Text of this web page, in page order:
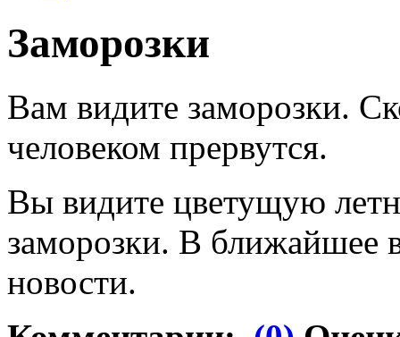
Заморозки
Вам видите заморозки.
человеком прервутся.
Вы видите цветущую
заморозки. В ближайшее
новости.